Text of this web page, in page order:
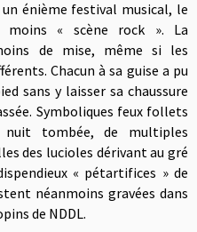
énième festival musical, le
moins « scène rock ». La
de mise, même si les
Chacun à sa guise a pu
sans y laisser sa chaussure
Symboliques feux follets
tombée, de multiples
des lucioles dérivant au gré
« pétartifices » de
néanmoins gravées dans
de NDDL.